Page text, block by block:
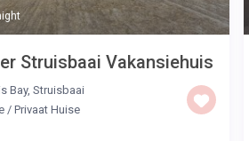
Struisbaai Vakansiehuis
Bay, Struisbaai
/ Privaat Huise